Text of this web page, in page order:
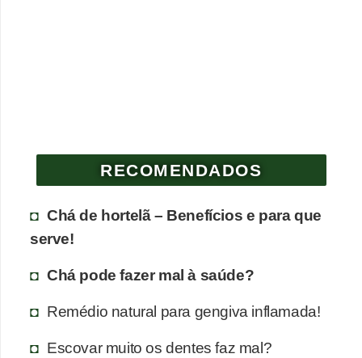
RECOMENDADOS
Chá de hortelã – Benefícios e para que
serve!
Chá pode fazer mal à saúde?
Remédio natural para gengiva inflamada!
Escovar muito os dentes faz mal?